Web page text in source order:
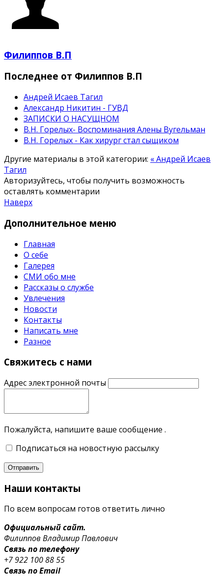
Филиппов В.П
Последнее от Филиппов В.П
Андрей Исаев Тагил
Александр Никитин - ГУВД
ЗАПИСКИ О НАСУЩНОМ
В.Н. Горелых- Воспоминания Алены Вугельман
В.Н. Горелых - Как хирург стал сыщиком
Другие материалы в этой категории: « Андрей Исаев
Тагил
Авторизуйтесь, чтобы получить возможность
оставлять комментарии
Наверх
Дополнительное меню
Главная
О себе
Галерея
СМИ обо мне
Рассказы о службе
Увлечения
Новости
Контакты
Написать мне
Разное
Свяжитесь с нами
Адрес электронной почты
Пожалуйста, напишите ваше сообщение .
Подписаться на новостную рассылку
Отправить
Наши контакты
По всем вопросам готов ответить лично
Официальный сайт.
Филиппов Владимир Павлович
Связь по телефону
+7 922 100 88 55
Связь по Email